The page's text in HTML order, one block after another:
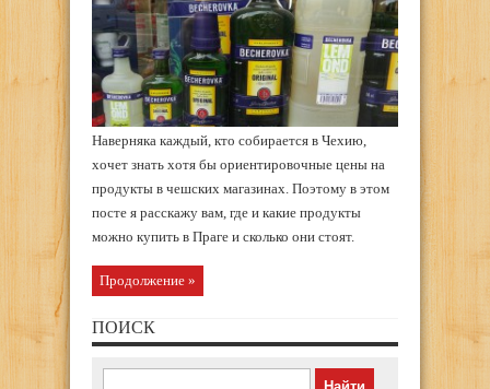
Наверняка каждый, кто собирается в Чехию,
хочет знать хотя бы ориентировочные цены на
продукты в чешских магазинах. Поэтому в этом
посте я расскажу вам, где и какие продукты
можно купить в Праге и сколько они стоят.
Продолжение »
ПОИСК